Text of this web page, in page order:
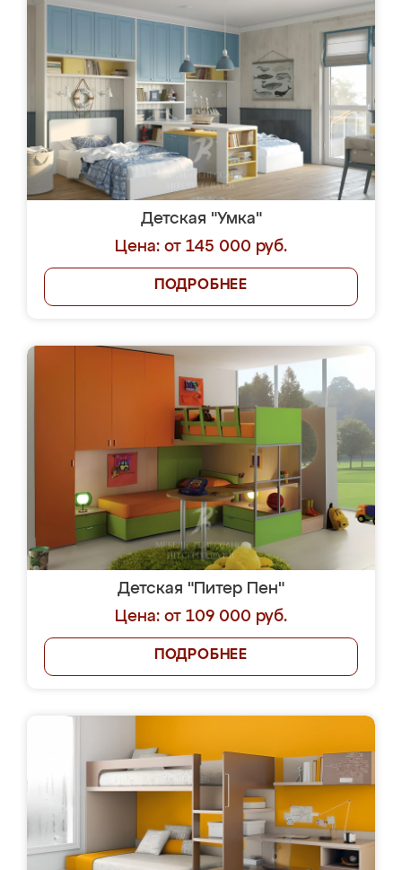
Детская "Умка"
Цена: от 145 000 руб.
ПОДРОБНЕЕ
Детская "Питер Пен"
Цена: от 109 000 руб.
ПОДРОБНЕЕ